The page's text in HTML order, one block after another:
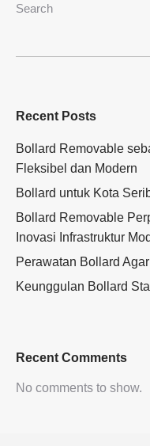
Search
Recent Posts
Bollard Removable
Fleksibel dan Modern
Bollard untuk Kota
Bollard Removable
Inovasi Infrastruktur
Perawatan Bollard
Keunggulan Bollard
Recent Comments
No comments to show.